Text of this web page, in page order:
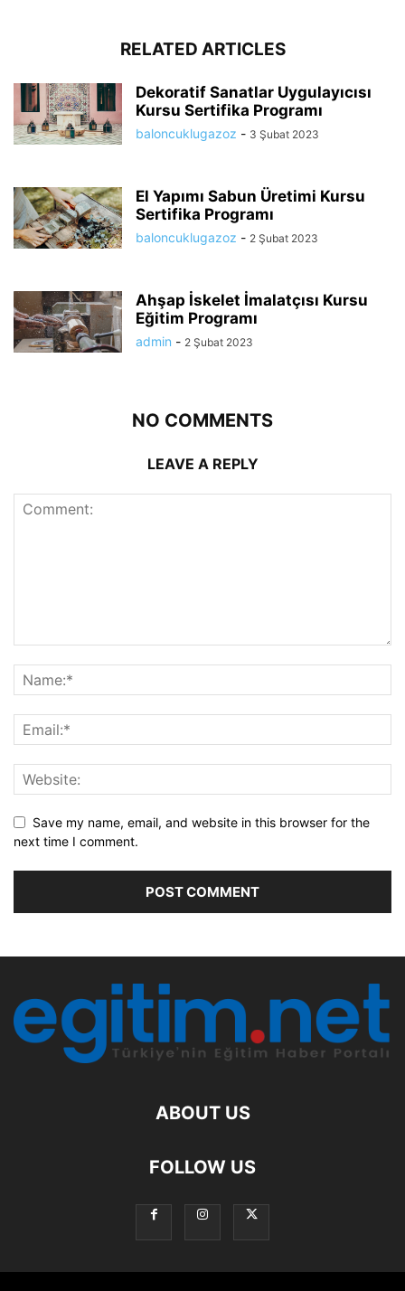
RELATED ARTICLES
Dekoratif Sanatlar Uygulayıcısı
Kursu Sertifika Programı
baloncuklugazoz - 3 Şubat 2023
El Yapımı Sabun Üretimi Kursu
Sertifika Programı
baloncuklugazoz - 2 Şubat 2023
Ahşap İskelet İmalatçısı Kursu
Eğitim Programı
admin - 2 Şubat 2023
NO COMMENTS
LEAVE A REPLY
Save my name, email, and website in this browser for the
next time I comment.
ABOUT US
FOLLOW US